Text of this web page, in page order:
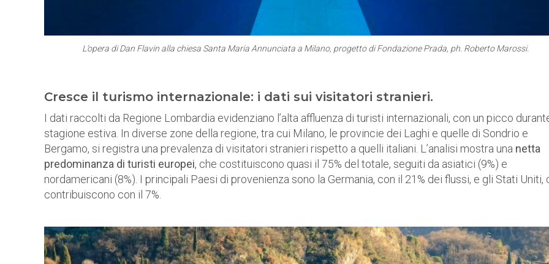
L’opera di Dan Flavin alla chiesa Santa Maria Annunciata a Milano, progetto di Fondazione Prada, ph. Roberto Marossi.
Cresce il turismo internazionale: i dati sui visitatori stranieri.
I dati raccolti da Regione Lombardia evidenziano l’alta affluenza di turisti internazionali, con un picco
stagione estiva. In diverse zone della regione, tra cui Milano, le provincie dei Laghi e quelle di Sondrio e
Bergamo, si registra una prevalenza di visitatori stranieri rispetto a quelli italiani. L’analisi mostra una netta
predominanza di turisti europei, che costituiscono quasi il 75% del totale, seguiti da asiatici (9%) e
nordamericani (8%). I principali Paesi di provenienza sono la Germania, con il 21% dei flussi, e gli Stati Uniti,
contribuiscono con il 7%.